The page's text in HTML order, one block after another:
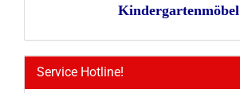
Kindergartenmöbel
Service Hotline!